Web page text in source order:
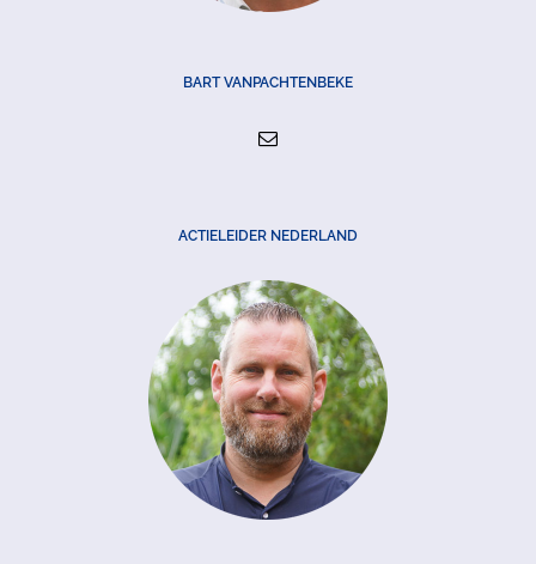
BART VANPACHTENBEKE
ACTIELEIDER NEDERLAND